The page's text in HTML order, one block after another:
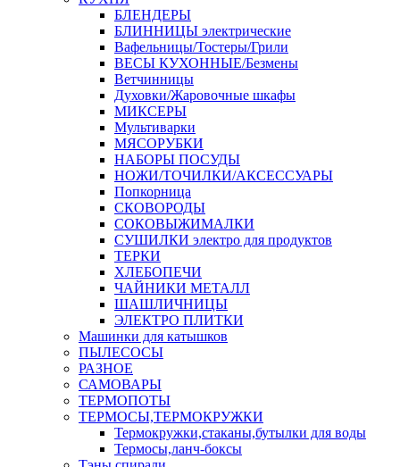
БЛЕНДЕРЫ
БЛИННИЦЫ электрические
Вафельницы/Тостеры/Грили
ВЕСЫ КУХОННЫЕ/Безмены
Ветчинницы
Духовки/Жаровочные шкафы
МИКСЕРЫ
Мультиварки
МЯСОРУБКИ
НАБОРЫ ПОСУДЫ
НОЖИ/ТОЧИЛКИ/АКСЕССУАРЫ
Попкорница
СКОВОРОДЫ
СОКОВЫЖИМАЛКИ
СУШИЛКИ электро для продуктов
ТЕРКИ
ХЛЕБОПЕЧИ
ЧАЙНИКИ МЕТАЛЛ
ШАШЛИЧНИЦЫ
ЭЛЕКТРО ПЛИТКИ
Машинки для катышков
ПЫЛЕСОСЫ
РАЗНОЕ
САМОВАРЫ
ТЕРМОПОТЫ
ТЕРМОСЫ,ТЕРМОКРУЖКИ
Термокружки,стаканы,бутылки для воды
Термосы,ланч-боксы